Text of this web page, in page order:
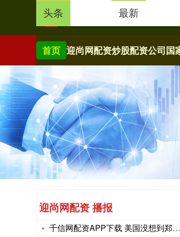
首页 迎尚网配资炒股配资公司国
迎尚网配资 播报
千信网配资APP下载 美国没想到郑丽文会来这一招！变天信号已
头条 最新